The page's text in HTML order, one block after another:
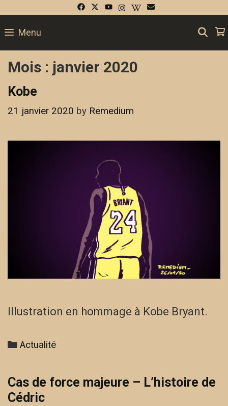
content
Menu
Mois : janvier 2020
Kobe
21 janvier 2020 by Remedium
Illustration en hommage à Kobe Bryant.
Categories
Actualité
Cas de force majeure – L’histoire de
Cédric